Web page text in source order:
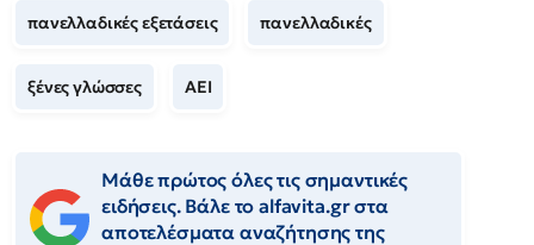
πανελλαδικές εξετάσεις πανελλαδικές
ξένες γλώσσες ΑΕΙ
Μάθε πρώτος όλες τις σημαντικές
ειδήσεις. Βάλε το alfavita.gr στα
αποτελέσματα αναζήτησης της